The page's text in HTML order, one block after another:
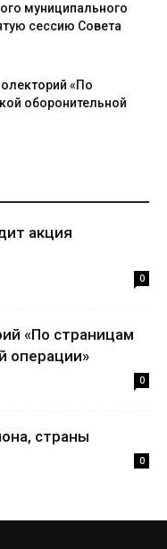
муниципального
сессию Совета
«По
оборонительной
акция
0
«По страницам
операции»
0
страны
0